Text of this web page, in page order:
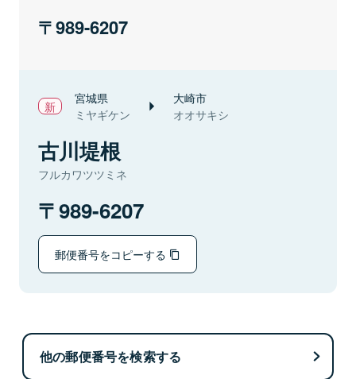
989-6207
宮城県
ミヤギケン
大崎市
オオサキシ
古川堤根
フルカワツツミネ
989-6207
郵便番号をコピーする
他の郵便番号を検索する